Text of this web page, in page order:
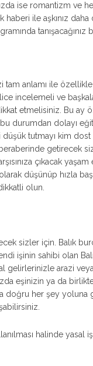
ise romantizm
ile aşkınız
tanışacağınız
anlamı ile özellikle
incelemeli ve
etmelisiniz. Bu ay
durumdan dolayı
tutmayı kim
getirecek
çıkacak
düşünüp hızla
olun.
sizler için. Balık
işinin sahibi olan
gelirlerinizle arazi
eşinizin ya da
doğru her şey yoluna
halinde yasal